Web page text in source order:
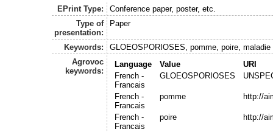
EPrint Type:
Conference paper, poster, etc.
Type of
presentation:
Paper
Keywords:
GLOEOSPORIOSES, pomme, poire, maladie
Agrovoc
keywords:
Language Value
URI
French -
Francais
GLOEOSPORIOSES
French -
Francais
pomme http://
French -
Francais
poire http://